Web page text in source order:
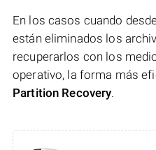
En los casos cuando
están eliminados los
recuperarlos con los
operativo, la forma más
Partition Recovery.